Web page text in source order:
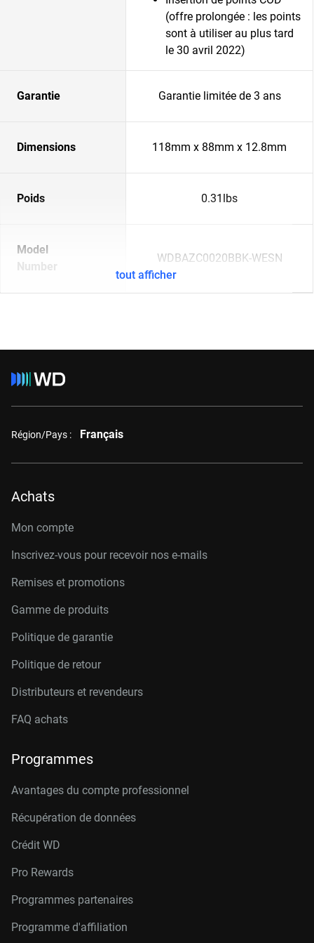
(offre prolongée : les points
sont à utiliser au plus tard
le 30 avril 2022)
Garantie Garantie limitée de 3 ans
Dimensions 118mm x 88mm x 12.8mm
Poids 0.31lbs
Model
Number
WDBAZC0020BBK-WESN
tout afficher
Région/Pays : Français
Achats
Mon compte
Inscrivez-vous pour recevoir nos e-mails
Remises et promotions
Gamme de produits
Politique de garantie
Politique de retour
Distributeurs et revendeurs
FAQ achats
Programmes
Avantages du compte professionnel
Récupération de données
Crédit WD
Pro Rewards
Programmes partenaires
Programme d'affiliation